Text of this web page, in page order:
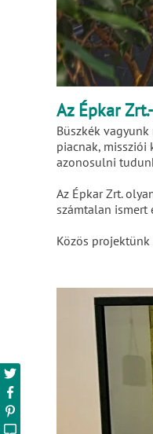
Az Épkar
Büszkék
piacnak, missziói
azonosulni
Az Épkar Zrt.
számtalan
Közös